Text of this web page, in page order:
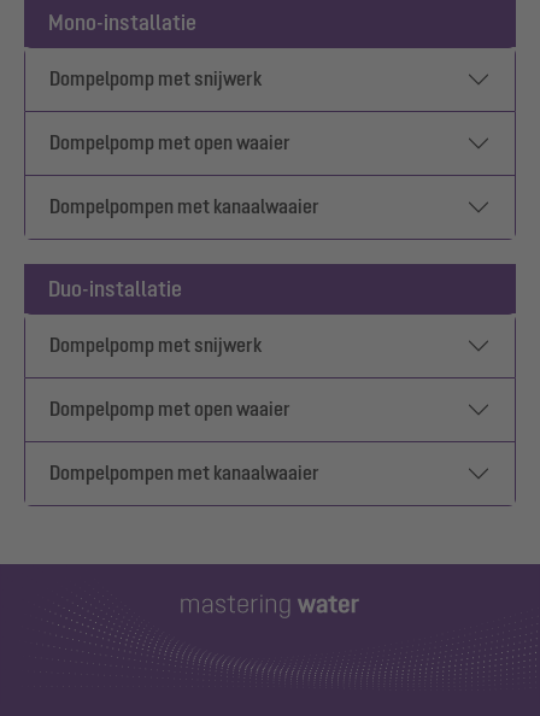
Mono-installatie
Dompelpomp met snijwerk
Dompelpomp met open waaier
Dompelpompen met kanaalwaaier
Duo-installatie
Dompelpomp met snijwerk
Dompelpomp met open waaier
Dompelpompen met kanaalwaaier